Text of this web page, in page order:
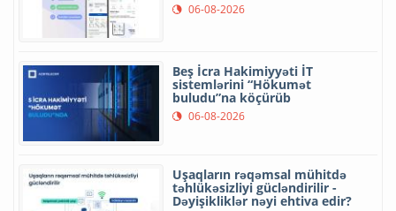
06-08-2026
Beş İcra Hakimiyyəti İT
sistemlərini “Hökumət
buludu”na köçürüb
06-08-2026
Uşaqların rəqəmsal mühitdə
təhlükəsizliyi gücləndirilir -
Dəyişikliklər nəyi ehtiva edir?